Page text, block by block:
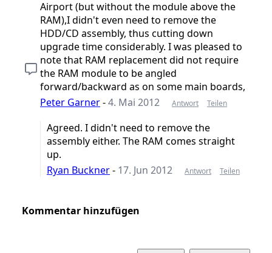
Airport (but without the module above the
RAM),I didn't even need to remove the
HDD/CD assembly, thus cutting down
upgrade time considerably. I was pleased to
note that RAM replacement did not require
the RAM module to be angled
forward/backward as on some main boards,
Peter Garner-4. Mai 2012 Antwort Teilen
Agreed. I didn't need to remove the
assembly either. The RAM comes straight
up.
Ryan Buckner- 17. Jun 2012 Antwort Teilen
Kommentar hinzufügen